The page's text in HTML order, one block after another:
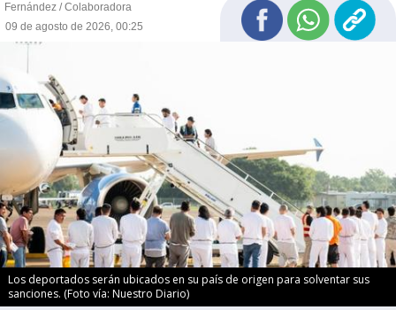
Fernández / Colaboradora
09 de agosto de 2026, 00:25
Los deportados serán ubicados en su país de origen para solventar sus
sanciones. (Foto vía: Nuestro Diario)